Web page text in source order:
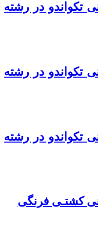
تکواندو در رشته
تکواندو در رشته
تکواندو در رشته
کشتـی فرنگی